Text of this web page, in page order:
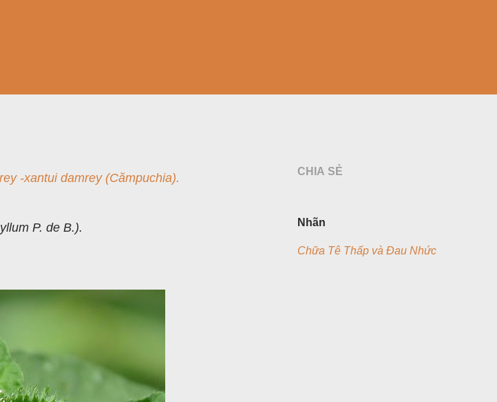
-xantui damrey (Cămpuchia).
P. de B.).
CHIA SẺ
Nhãn
Chữa Tê Thấp và Đau Nhức